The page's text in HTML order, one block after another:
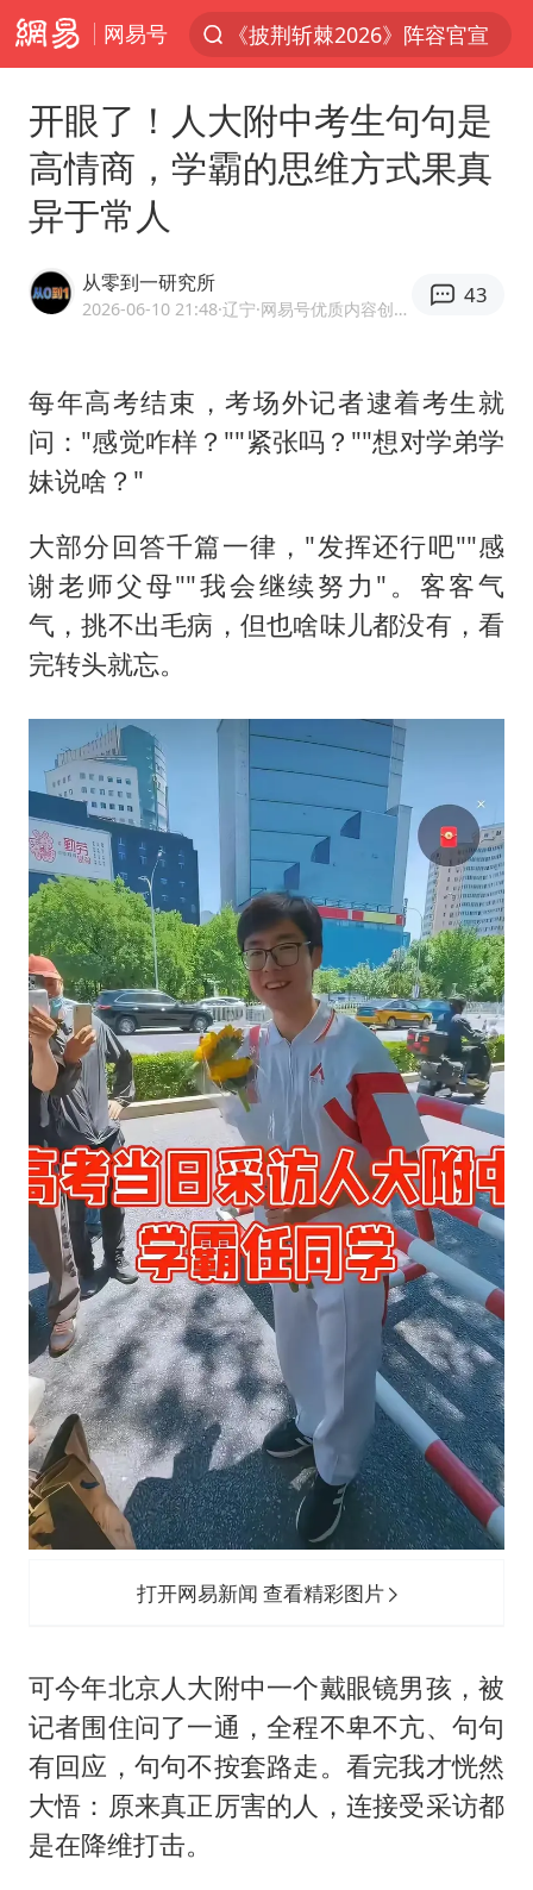
网易号
《披荆斩棘2026》阵容官宣
夏日经济乘热而上 消费市场向新而行
白海豚对华东华北影响会大于巴威
于东来回应胖东来近25年老店年底关闭
全球最大级别运输船通过长江大桥
上海全力守护市民“菜篮子”
上门女婿出轨女邻居多年被判重婚罪
国足U17与阿森纳决赛取消 并列冠军
暑期研学游升温 在旅途中增长知识
暴雨预报为何有时感觉不准
总书记点赞的非遗苗绣焕发新生机
开眼了！人大附中考生句句是
高情商，学霸的思维方式果真
异于常人
从零到一研究所
2026-06-10 21:48·辽宁 ·网易号优质内容创作者
43
每年高考结束，考场外记者逮着考生就
问："感觉咋样？""紧张吗？""想对学弟学
妹说啥？"
大部分回答千篇一律，"发挥还行吧""感
谢老师父母""我会继续努力"。客客气
气，挑不出毛病，但也啥味儿都没有，看
完转头就忘。
打开网易新闻 查看精彩图片
可今年北京人大附中一个戴眼镜男孩，被
记者围住问了一通，全程不卑不亢、句句
有回应，句句不按套路走。看完我才恍然
大悟：原来真正厉害的人，连接受采访都
是在降维打击。